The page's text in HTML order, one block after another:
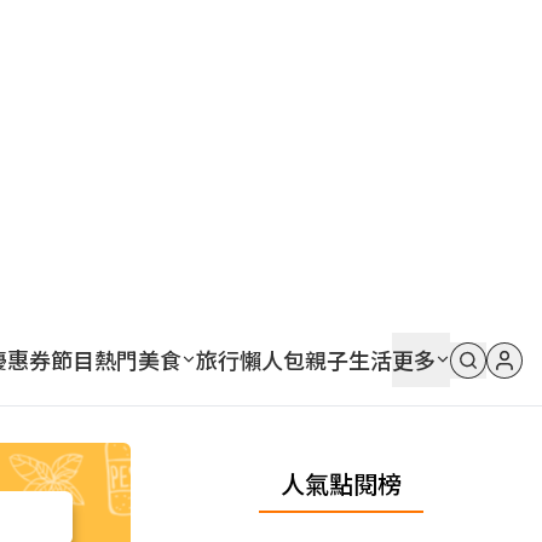
惠券節目熱門美食 旅行懶人包親子生活更多
人氣點閱榜